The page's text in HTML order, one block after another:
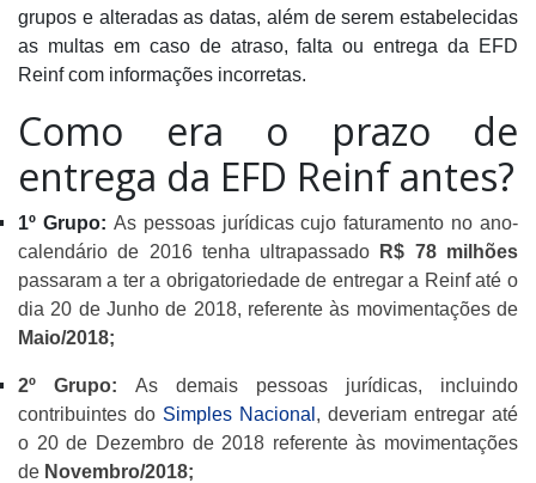
grupos e alteradas as datas, além de serem estabelecidas
as multas em caso de atraso, falta ou entrega da EFD
Reinf com informações incorretas.
Como era o prazo de
entrega da EFD Reinf antes?
1º Grupo: As pessoas jurídicas cujo faturamento no ano-
calendário de 2016 tenha ultrapassado R$ 78 milhões
passaram a ter a obrigatoriedade de entregar a Reinf até o
dia 20 de Junho de 2018, referente às movimentações de
Maio/2018;
2º Grupo: As demais pessoas jurídicas, incluindo
contribuintes do Simples Nacional , deveriam entregar até
o 20 de Dezembro de 2018 referente às movimentações
de Novembro/2018;